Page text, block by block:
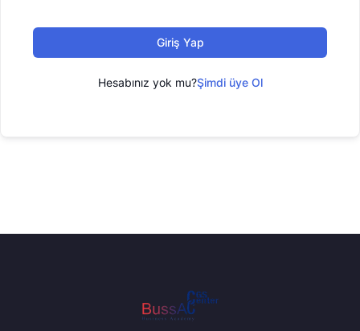
Giriş Yap
Hesabınız yok mu?Şimdi üye Ol